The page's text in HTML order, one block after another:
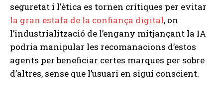
seguretat i l’ètica es tornen crítiques per evitar
la gran estafa de la confiança digital, on
l’industrialització de l’engany mitjançant la IA
podria manipular les recomanacions d’estos
agents per beneficiar certes marques per sobre
d’altres, sense que l’usuari en sigui conscient.